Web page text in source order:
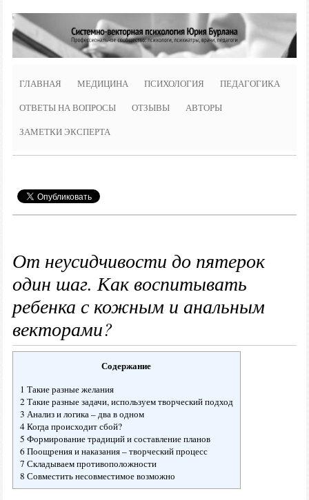
ГЛАВНАЯ МЕДИЦИНА ПСИХОЛОГИЯ ПЕДАГОГИКА
ОТВЕТЫ НА ВОПРОСЫ ОТЗЫВЫ АВТОРЫ
ЗАМЕТКИ ЭКСПЕРТА
От неусидчивости до пятерок
один шаг. Как воспитывать
ребенка с кожным и анальным
векторами?
Содержание
1 Такие разные желания
2 Такие разные задачи, используем творческий подход
3 Анализ и логика – два в одном
4 Когда происходит сбой?
5 Формирование традиций и составление планов
6 Поощрения и наказания – творческий процесс
7 Складываем противоположности
8 Совместить несовместимое возможно